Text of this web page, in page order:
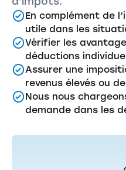
En complément de
utile dans les
Vérifier les
déductions
Assurer une
revenus élevés ou
Nous nous
demande dans les